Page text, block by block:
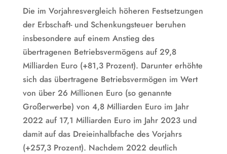
Die im Vorjahresvergleich höheren Festsetzungen
der Erbschaft- und Schenkungsteuer beruhen
insbesondere auf einem Anstieg des
übertragenen Betriebsvermögens auf 29,8
Milliarden Euro (+81,3 Prozent). Darunter erhöhte
sich das übertragene Betriebsvermögen im Wert
von über 26 Millionen Euro (so genannte
Großerwerbe) von 4,8 Milliarden Euro im Jahr
2022 auf 17,1 Milliarden Euro im Jahr 2023 und
damit auf das Dreieinhalbfache des Vorjahrs
(+257,3 Prozent). Nachdem 2022 deutlich